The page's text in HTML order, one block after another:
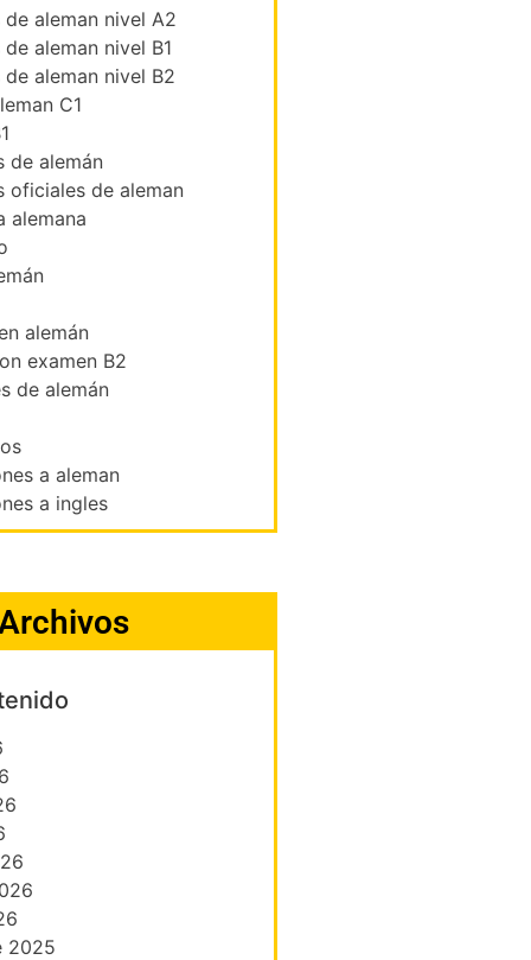
aleman nivel A2
aleman nivel B1
aleman nivel B2
C1
de alemán
oficiales de aleman
alemana
alemán
examen B2
de alemán
a aleman
a ingles
2025